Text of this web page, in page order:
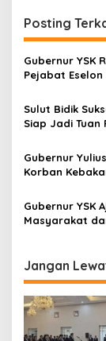
a
s
i
p
o
s
Posting
Gubernur YSK
Pejabat Eselon
Femmy Suluh
Sulut Bidik
Siap Jadi Tuan
II di Tompaso
Gubernur
Korban
Sendirian
Gubernur YSK
Masyarakat
Flower Festival
Jangan